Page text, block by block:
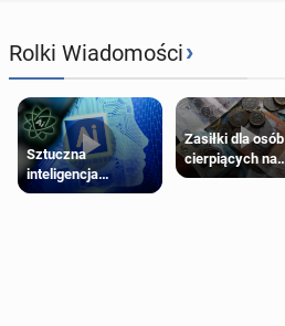
Rolki Wiadomości›
Sztuczna
inteligencja
próbowała oszukać
Zasiłki dla osób
cierpiących na
schorzenia